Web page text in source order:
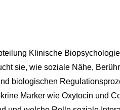
Klinische
sie, wie soziale Nähe,
biologischen
Marker wie Oxytocin und